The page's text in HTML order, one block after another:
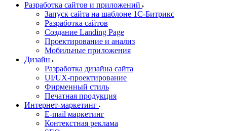
Разработка сайтов и приложений
Запуск сайта на шаблоне 1С-Битрикс
Разработка сайтов
Создание Landing Page
Проектирование и анализ
Мобильные приложения
Дизайн
Разработка дизайна сайта
UI/UX-проектирование
Фирменный стиль
Печатная продукция
Интернет-маркетинг
E-mail маркетинг
Контекстная реклама